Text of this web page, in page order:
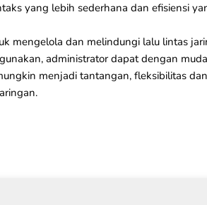
yang lebih sederhana dan efisiensi
mengelola dan melindungi lalu lintas
administrator dapat dengan
menjadi tantangan, fleksibilitas